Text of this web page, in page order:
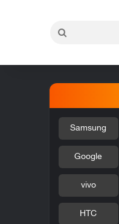
Samsung
Google
vivo
HTC